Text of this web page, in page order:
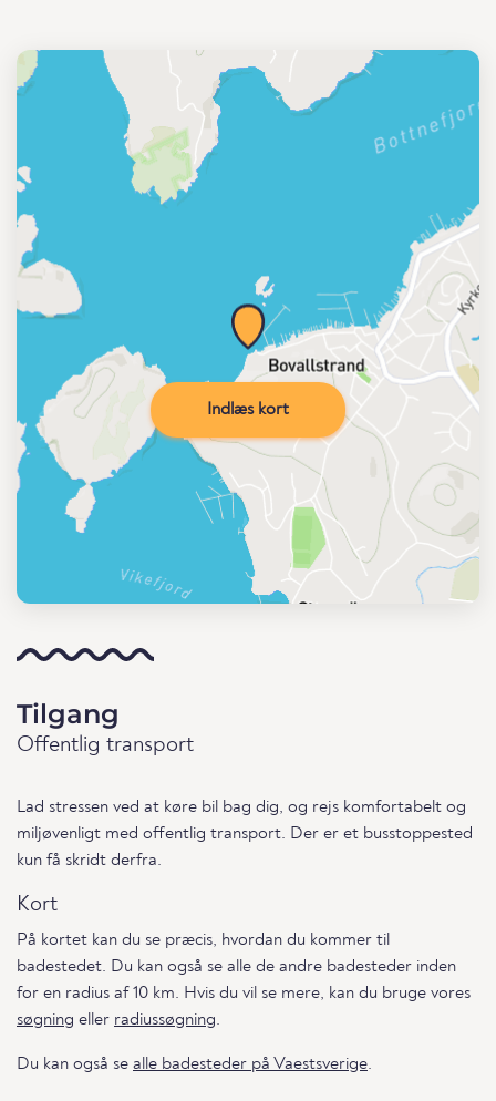
Indlæs kort
Tilgang
Offentlig transport
Lad stressen ved at køre bil bag dig, og rejs komfortabelt og
miljøvenligt med offentlig transport. Der er et busstoppested
kun få skridt derfra.
Kort
På kortet kan du se præcis, hvordan du kommer til
badestedet. Du kan også se alle de andre badesteder inden
for en radius af 10 km. Hvis du vil se mere, kan du bruge vores
søgning eller radiussøgning.
Du kan også se alle badesteder på Vaestsverige.